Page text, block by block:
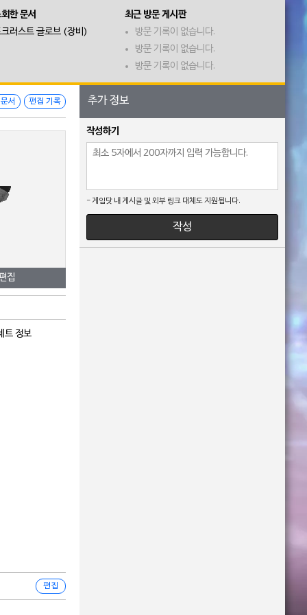
한 문서
러스트 글로브 (장비)
최근 방문 게시판
방문 기록이 없습니다.
방문 기록이 없습니다.
방문 기록이 없습니다.
서 편집 기록
집
트 정보
편집
추가 정보
작성하기
- 게임닷 내 게시글 및 외부 링크 대체도 지원됩니다.
작성